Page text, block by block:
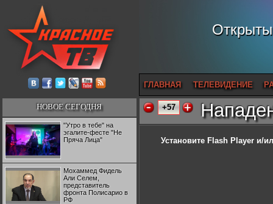
ГЛАВНАЯ ТЕЛЕВИДЕНИЕ
НОВОЕ СЕГОДНЯ
"Утро в тебе" на
эгалите-фесте "Не
Пряча Лица"
Мохаммед Фидель
Али Селем,
представитель
фронта Полисарио в
РФ
+57
Установите Flash Player и/